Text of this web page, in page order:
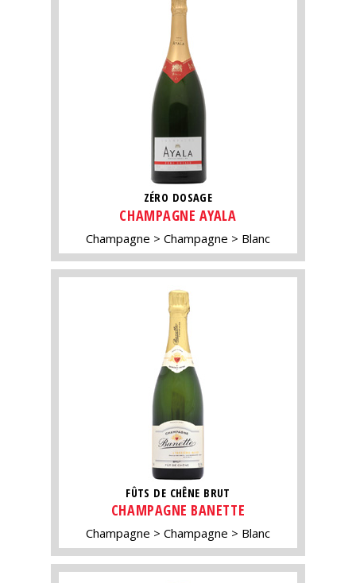
ZÉRO DOSAGE
CHAMPAGNE AYALA
Champagne Champagne Blanc
FÛTS DE CHÊNE BRUT
CHAMPAGNE BANETTE
Champagne Champagne Blanc